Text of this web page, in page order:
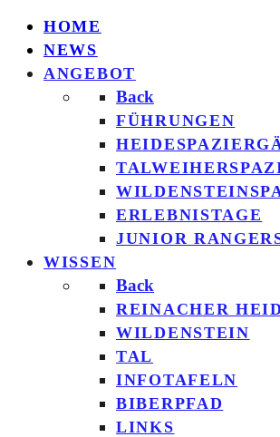
HOME
NEWS
ANGEBOT
Back
FÜHRUNGEN
ERLEBNISTAGE
JUNIOR
WISSEN
Back
REINACHER
WILDENSTEIN
TAL
INFOTAFELN
BIBERPFAD
LINKS